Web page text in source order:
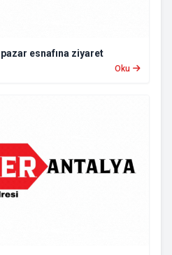
esnafına ziyaret
Oku